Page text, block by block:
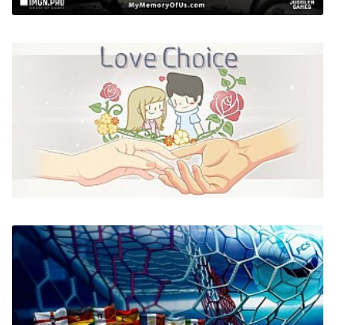
My Memory of Us